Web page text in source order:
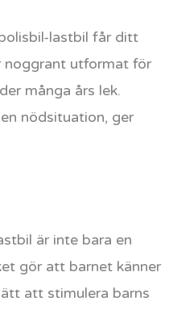
lastbil får ditt
noggrant utformat för
många års lek.
nödsituation, ger
är inte bara en
gör att barnet känner
att stimulera barns